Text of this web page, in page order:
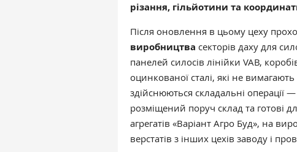
різання, гільйотини та
Після оновлення в цьому цеху
виробництва секторів даху для
панелей силосів лінійки VAB,
оцинкованої сталі, які не
здійснюються складальні операції
розміщений поруч склад та готові
агрегатів «Варіант Агро Буд», на
верстатів з інших цехів заводу і